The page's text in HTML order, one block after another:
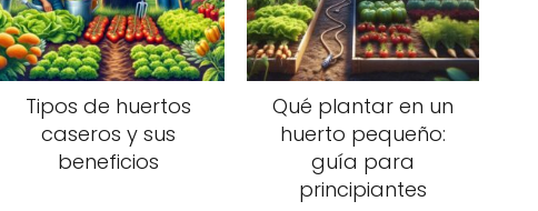
Tipos de huertos
caseros y sus
beneficios
Qué plantar en un
huerto pequeño:
guía para
principiantes